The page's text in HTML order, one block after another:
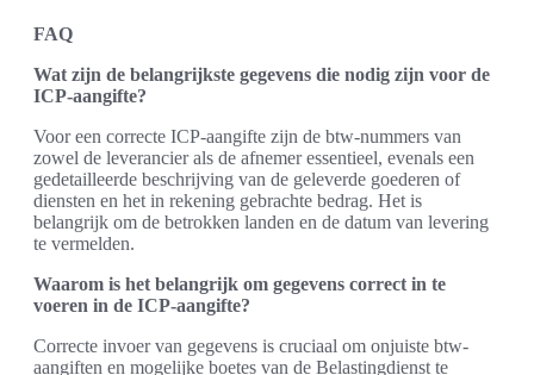
FAQ
Wat zijn de belangrijkste gegevens die nodig zijn voor de
ICP-aangifte?
Voor een correcte ICP-aangifte zijn de btw-nummers van
zowel de leverancier als de afnemer essentieel, evenals een
gedetailleerde beschrijving van de geleverde goederen of
diensten en het in rekening gebrachte bedrag. Het is
belangrijk om de betrokken landen en de datum van levering
te vermelden.
Waarom is het belangrijk om gegevens correct in te
voeren in de ICP-aangifte?
Correcte invoer van gegevens is cruciaal om onjuiste btw-
aangiften en mogelijke boetes van de Belastingdienst te